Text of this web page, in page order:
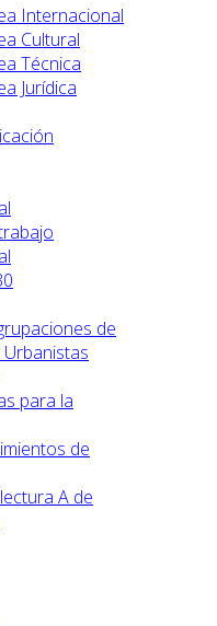
Internacional
Cultural
Técnica
Jurídica
de
para la
de
A de